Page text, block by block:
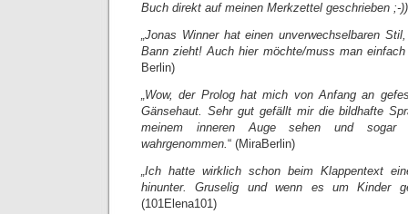
Buch direkt auf meinen Merkzettel geschrieben ;-))
„Jonas Winner hat einen unverwechselbaren
Bann zieht! Auch hier möchte/muss man einfach
Berlin)
„Wow, der Prolog hat mich von Anfang an
Gänsehaut. Sehr gut gefällt mir die bildhafte
meinem inneren Auge sehen und
wahrgenommen.“ (MiraBerlin)
„Ich hatte wirklich schon beim Klappentext
hinunter. Gruselig und wenn es um Kinder
(101Elena101)